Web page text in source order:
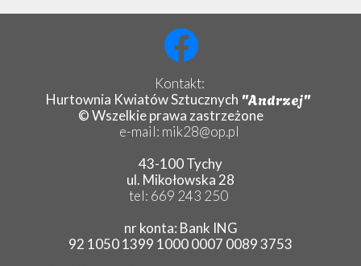
Kontakt:
Hurtownia Kwiatów Sztucznych "Andrzej"
© Wszelkie prawa zastrzeżone
e-mail: mik28@op.pl
43-100 Tychy
ul. Mikołowska 28
tel: 669 243 250
nr konta: Bank ING
92 1050 1399 1000 0007 0089 3753